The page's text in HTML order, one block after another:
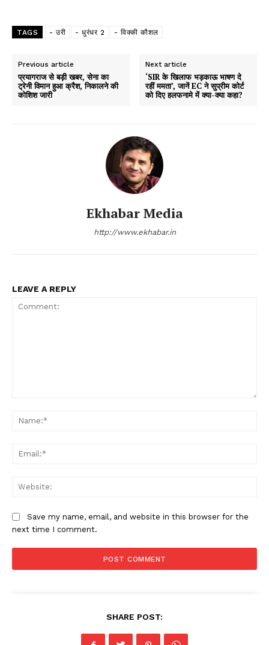
TAGS - उरी - धुरंधर 2 - विक्की कौशल
Previous article
प्रयागराज से बड़ी खबर, सेना का
ट्रेनी विमान हुआ क्रैश, निकालने की
कोशिश जारी
Next article
‘SIR के खिलाफ भड़काऊ भाषण दे
रहीं ममता’, जानें EC ने सुप्रीम कोर्ट
को दिए हलफनामे में क्या-क्या कहा?
Ekhabar Media
http://www.ekhabar.in
LEAVE A REPLY
Save my name, email, and website in this browser for the
next time I comment.
SHARE POST: